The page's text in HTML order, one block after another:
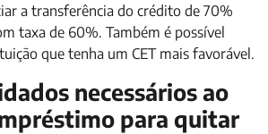
a transferência do crédito de 70%
taxa de 60%. Também é possível
que tenha um CET mais favorável.
necessários ao
para quitar